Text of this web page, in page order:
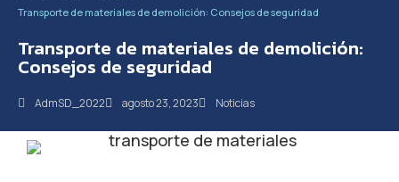
Transporte de materiales de demolición: Consejos de seguridad
Transporte de materiales de demolición:
Consejos de seguridad
AdmSD_2022 agosto 23, 2023 Noticias